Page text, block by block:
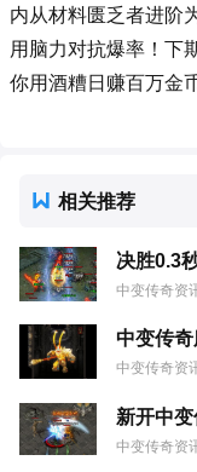
内从材料匮乏者进阶
用脑力对抗爆率！下
你用酒糟日赚百万金
相关推荐
决胜0.3
中变传奇资
中变传
中变传奇资
新开中
中变传奇资